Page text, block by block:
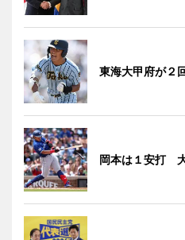
東海大甲府が２
岡本は１安打